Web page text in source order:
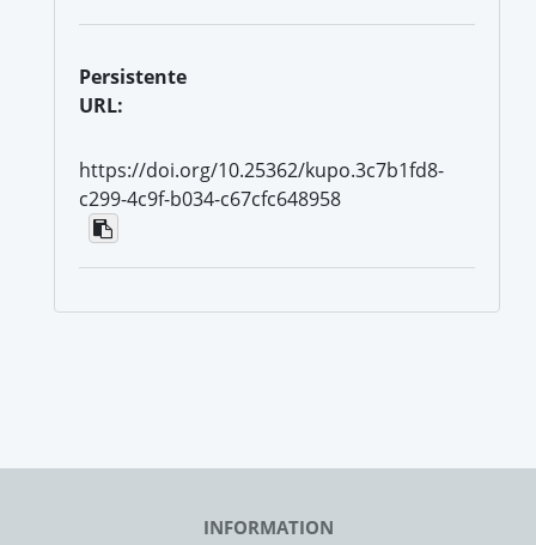
Persistente
URL:
https://doi.org/10.25362/kupo.3c7b1fd8-
c299-4c9f-b034-c67cfc648958
INFORMATION